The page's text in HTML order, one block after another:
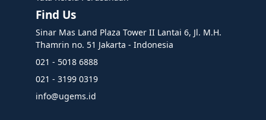
Find Us
Sinar Mas Land Plaza Tower II Lantai 6, Jl. M.H.
Thamrin no. 51 Jakarta - Indonesia
021 - 5018 6888
021 - 3199 0319
info@ugems.id